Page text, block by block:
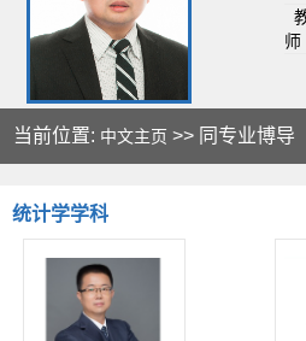
师
当前位置: 中文主页 >> 同专业博导
统计学学科